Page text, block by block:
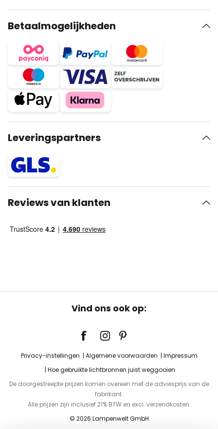
Betaalmogelijkheden
Leveringspartners
Reviews van klanten
Vind ons ook op:
Privacy-instellingen Algemene voorwaarden
Impressum
Hoe gebruikte lichtbronnen juist weggooien
De doorgestreepte prijzen komen overeen met de adviesprijs van de
fabrikant.
Alle prijzen zijn inclusief 21% BTW en excl. verzendkosten.
© 2026 Lampenwelt GmbH